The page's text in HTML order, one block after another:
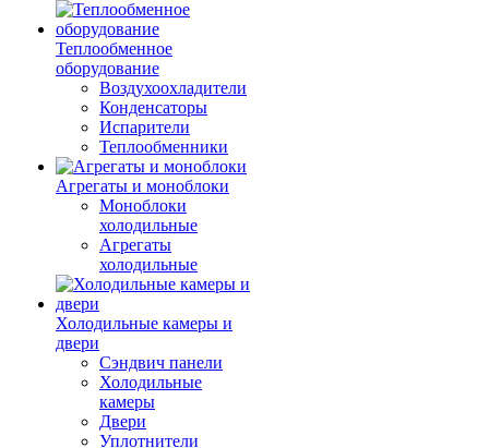
Теплообменное
оборудование
Воздухоохладители
Конденсаторы
Испарители
Теплообменники
Агрегаты и моноблоки
Моноблоки
холодильные
Агрегаты
холодильные
Холодильные камеры и
двери
Сэндвич панели
Холодильные
камеры
Двери
Уплотнители